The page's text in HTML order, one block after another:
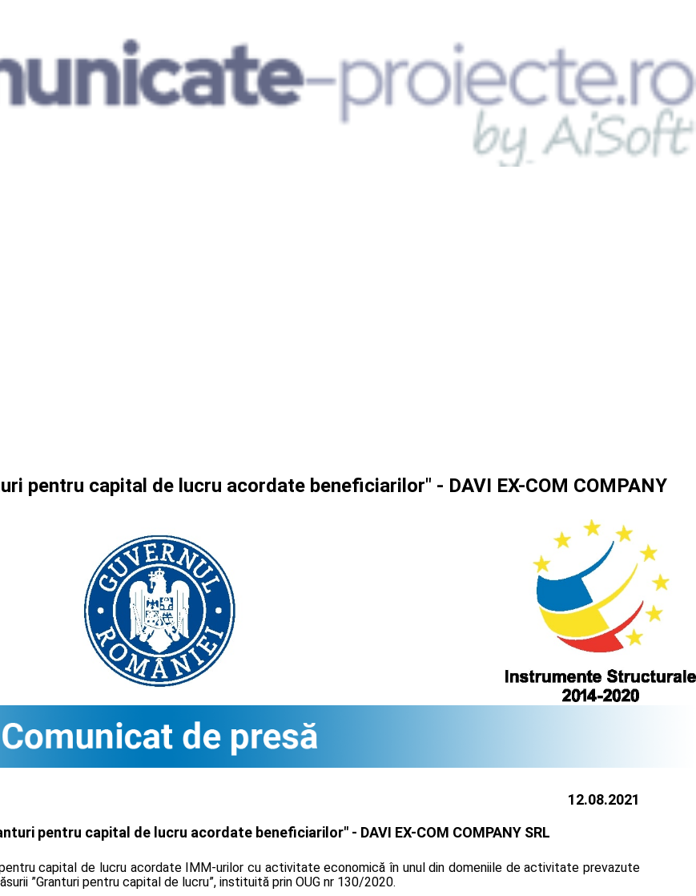
pentru capital de lucru acordate beneficiarilor" - DAVI EX-COM COMPANY
12.08.2021
pentru capital de lucru acordate beneficiarilor" - DAVI EX-COM COMPANY SRL
pentru capital de lucru acordate IMM-urilor cu activitate economică în unul din domeniile de activitate prevazute
”Granturi pentru capital de lucru”, instituită prin OUG nr 130/2020.